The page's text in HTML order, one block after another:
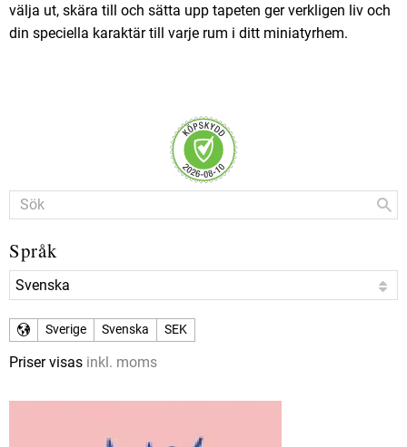
välja ut, skära till och sätta upp tapeten ger verkligen liv och
din speciella karaktär till varje rum i ditt miniatyrhem.
Språk
Sverige Svenska SEK
Priser visas inkl. moms